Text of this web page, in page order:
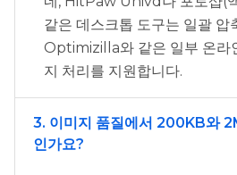
같은 데스크톱 도구는 일괄 압
Optimizilla와 같은 일부 온라
지 처리를 지원합니다.
3. 이미지 품질에서 200KB와
인가요?